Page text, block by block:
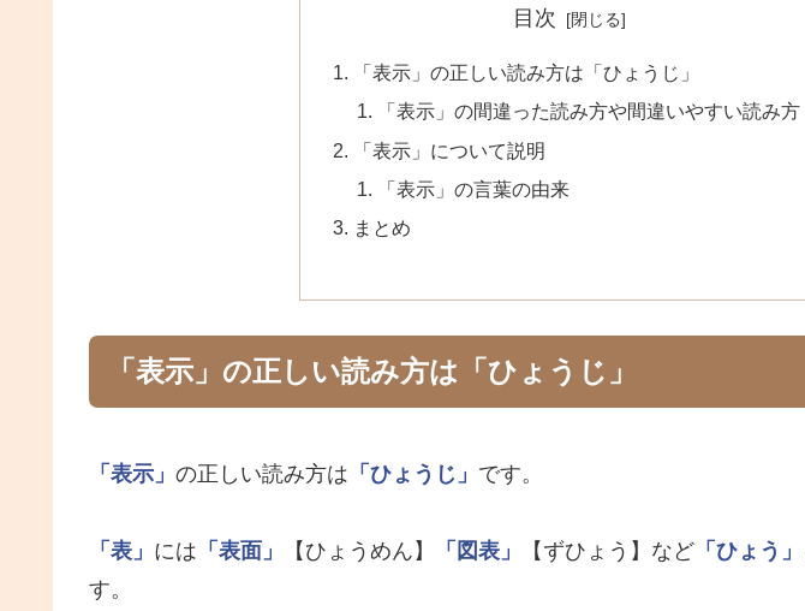
目次
「表示」の正しい読み方は「ひょうじ」
「表示」の間違った読み方や間違いやすい読み方
「表示」について説明
「表示」の言葉の由来
まとめ
「表示」の正しい読み方は「ひょうじ」
「表示」 の正しい読み方は 「ひょうじ」 です。
「表」 には 「表面」 【ひょうめん】 「図表」 【ずひょう】など 「ひょう」
す。